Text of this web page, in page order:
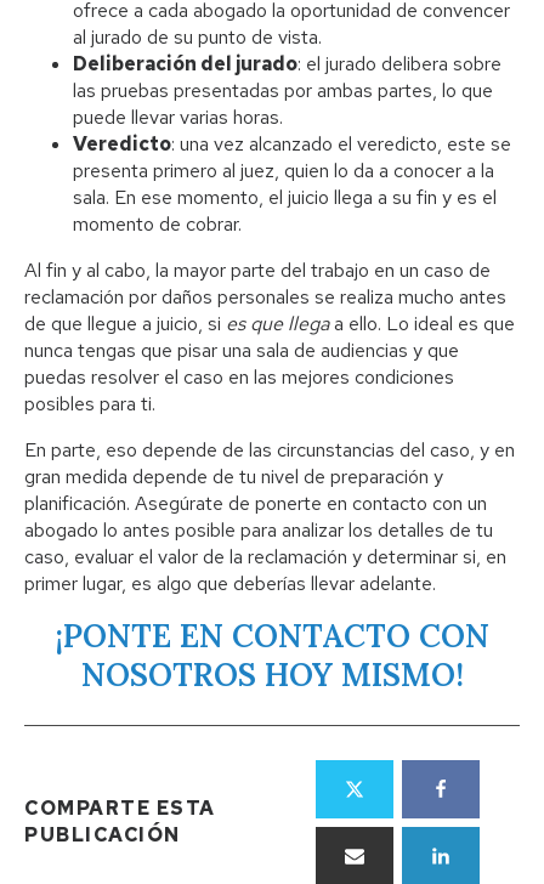
ofrece a cada abogado la oportunidad de convencer
al jurado de su punto de vista.
Deliberación del jurado: el jurado delibera sobre
las pruebas presentadas por ambas partes, lo que
puede llevar varias horas.
Veredicto: una vez alcanzado el veredicto, este se
presenta primero al juez, quien lo da a conocer a la
sala. En ese momento, el juicio llega a su fin y es el
momento de cobrar.
Al fin y al cabo, la mayor parte del trabajo en un caso de
reclamación por daños personales se realiza mucho antes
de que llegue a juicio, si es que llegaa ello. Lo ideal es que
nunca tengas que pisar una sala de audiencias y que
puedas resolver el caso en las mejores condiciones
posibles para ti.
En parte, eso depende de las circunstancias del caso, y en
gran medida depende de tu nivel de preparación y
planificación. Asegúrate de ponerte en contacto con un
abogado lo antes posible para analizar los detalles de tu
caso, evaluar el valor de la reclamación y determinar si, en
primer lugar, es algo que deberías llevar adelante.
¡PONTE EN CONTACTO CON
NOSOTROS HOY MISMO!
COMPARTE ESTA
PUBLICACIÓN